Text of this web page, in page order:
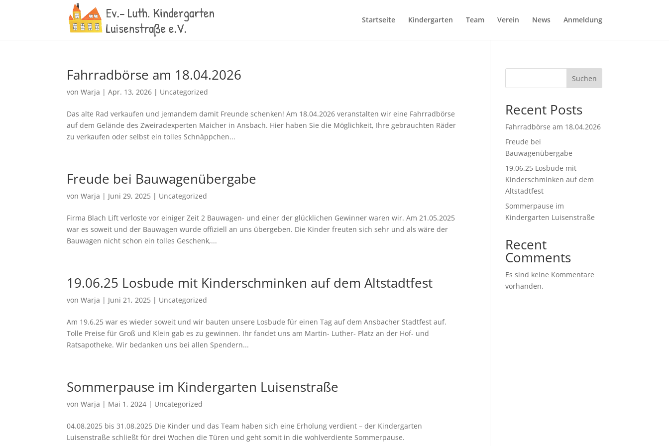
Startseite Kindergarten Team Verein News Anmeldung
Fahrradbörse am 18.04.2026
vonWarja |Apr. 13, 2026 | Uncategorized
Das alte Rad verkaufen und jemandem damit Freunde schenken! Am 18.04.2026 veranstalten wir eine Fahrradbörse
auf dem Gelände des Zweiradexperten Maicher in Ansbach. Hier haben Sie die Möglichkeit, Ihre gebrauchten Räder
zu verkaufen oder selbst ein tolles Schnäppchen...
Freude bei Bauwagenübergabe
vonWarja | Juni 29, 2025 | Uncategorized
Firma Blach Lift verloste vor einiger Zeit 2 Bauwagen- und einer der glücklichen Gewinner waren wir. Am 21.05.2025
war es soweit und der Bauwagen wurde offiziell an uns übergeben. Die Kinder freuten sich sehr und als wäre der
Bauwagen nicht schon ein tolles Geschenk,...
19.06.25 Losbude mit Kinderschminken auf dem Altstadtfest
vonWarja | Juni 21, 2025 | Uncategorized
Am 19.6.25 war es wieder soweit und wir bauten unsere Losbude für einen Tag auf dem Ansbacher Stadtfest auf.
Tolle Preise für Groß und Klein gab es zu gewinnen. Ihr fandet uns am Martin- Luther- Platz an der Hof- und
Ratsapotheke. Wir bedanken uns bei allen Spendern...
Sommerpause im Kindergarten Luisenstraße
vonWarja | Mai 1, 2024 | Uncategorized
04.08.2025 bis 31.08.2025 Die Kinder und das Team haben sich eine Erholung verdient – der Kindergarten
Luisenstraße schließt für drei Wochen die Türen und geht somit in die wohlverdiente Sommerpause.
Suchen
Recent Posts
Fahrradbörse am 18.04.2026
Freude bei
Bauwagenübergabe
19.06.25 Losbude mit
Kinderschminken auf dem
Altstadtfest
Sommerpause im
Kindergarten Luisenstraße
Recent
Comments
Es sind keine Kommentare
vorhanden.